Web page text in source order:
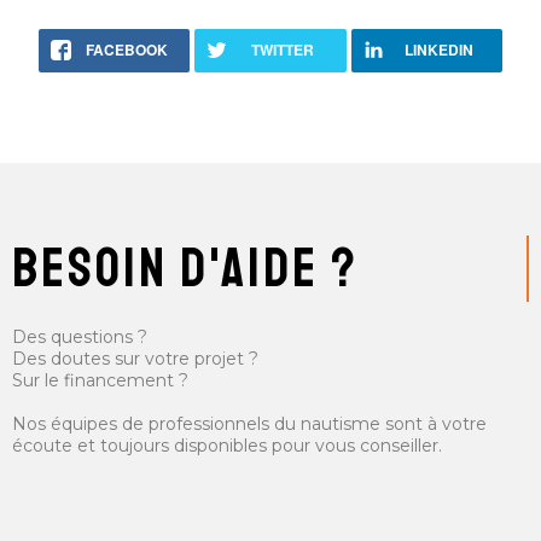
FACEBOOK TWITTER LINKEDIN
besoin d'aide ?
Des questions ?
Des doutes sur votre projet ?
Sur le financement ?
Nos équipes de professionnels du nautisme sont à votre
écoute et toujours disponibles pour vous conseiller.